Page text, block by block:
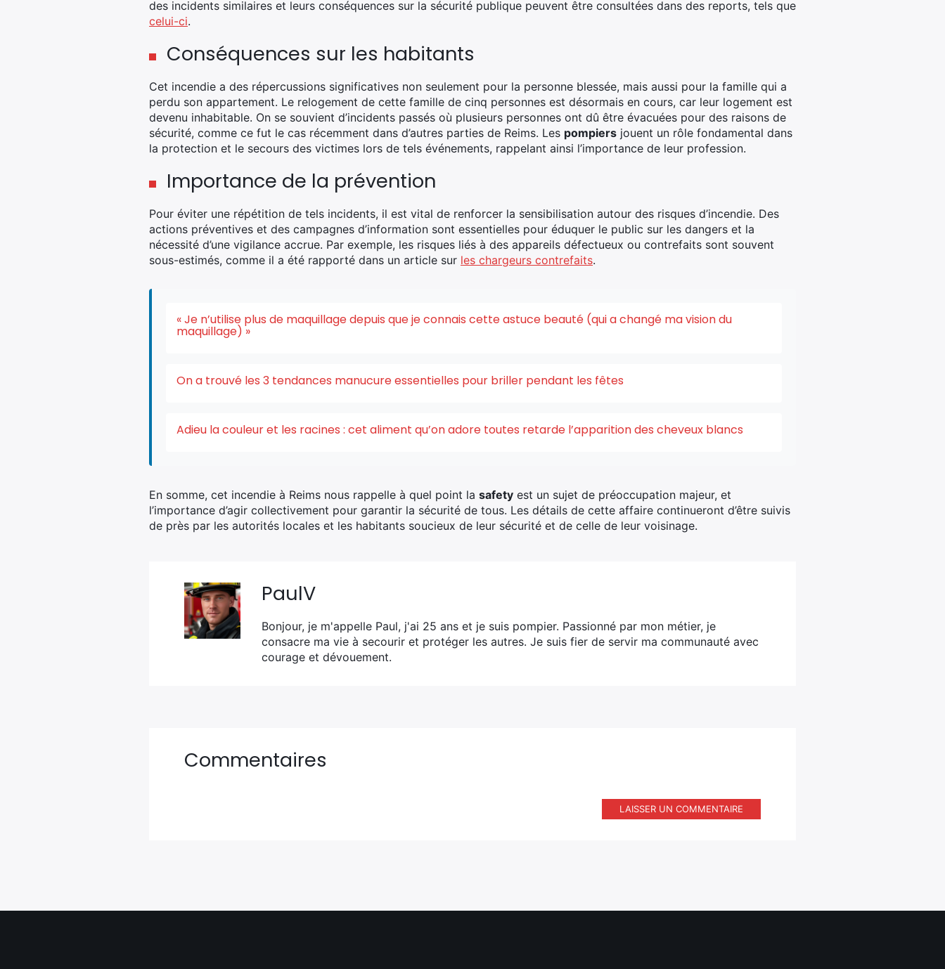
des incidents similaires et leurs conséquences sur la sécurité publique peuvent être consultées dans des reports, tels que
celui-ci.
Conséquences sur les habitants
Cet incendie a des répercussions significatives non seulement pour la personne blessée, mais aussi pour la famille qui a
perdu son appartement. Le relogement de cette famille de cinq personnes est désormais en cours, car leur logement est
devenu inhabitable. On se souvient d’incidents passés où plusieurs personnes ont dû être évacuées pour des raisons de
sécurité, comme ce fut le cas récemment dans d’autres parties de Reims. Les pompiers jouent un rôle fondamental dans
la protection et le secours des victimes lors de tels événements, rappelant ainsi l’importance de leur profession.
Importance de la prévention
Pour éviter une répétition de tels incidents, il est vital de renforcer la sensibilisation autour des risques d’incendie. Des
actions préventives et des campagnes d’information sont essentielles pour éduquer le public sur les dangers et la
nécessité d’une vigilance accrue. Par exemple, les risques liés à des appareils défectueux ou contrefaits sont souvent
sous-estimés, comme il a été rapporté dans un article sur les chargeurs contrefaits.
« Je n’utilise plus de maquillage depuis que je connais cette astuce beauté (qui a changé ma vision du
maquillage) »
On a trouvé les 3 tendances manucure essentielles pour briller pendant les fêtes
Adieu la couleur et les racines : cet aliment qu’on adore toutes retarde l’apparition des cheveux blancs
En somme, cet incendie à Reims nous rappelle à quel point la safety est un sujet de préoccupation majeur, et
l’importance d’agir collectivement pour garantir la sécurité de tous. Les détails de cette affaire continueront d’être suivis
de près par les autorités locales et les habitants soucieux de leur sécurité et de celle de leur voisinage.
PaulV
Bonjour, je m'appelle Paul, j'ai 25 ans et je suis pompier. Passionné par mon métier, je
consacre ma vie à secourir et protéger les autres. Je suis fier de servir ma communauté avec
courage et dévouement.
Commentaires
LAISSER UN COMMENTAIRE